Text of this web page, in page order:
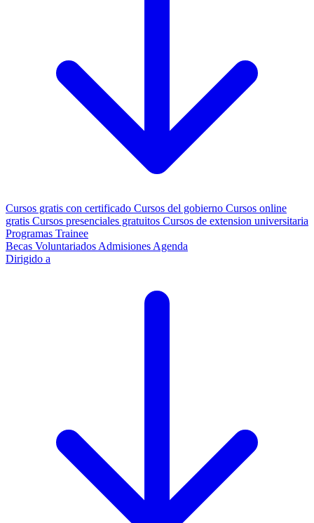
Cursos gratis con certificado Cursos del gobierno Cursos online
gratis Cursos presenciales gratuitos Cursos de extension universitaria
Programas Trainee
Becas Voluntariados Admisiones Agenda
Dirigido a